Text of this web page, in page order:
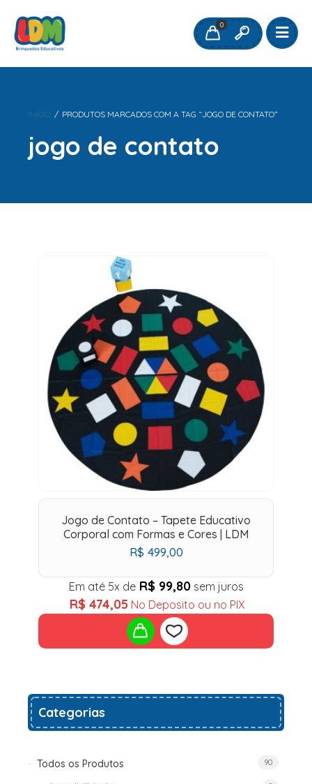
0
INÍCIO / PRODUTOS MARCADOS COM A TAG “JOGO DE CONTATO”
jogo de contato
Jogo de Contato – Tapete Educativo
Corporal com Formas e Cores | LDM
R$ 499,00
Em até 5x de R$ 99,80 sem juros
R$ 474,05 No Deposito ou no PIX
Categorias
Todos os Produtos 90